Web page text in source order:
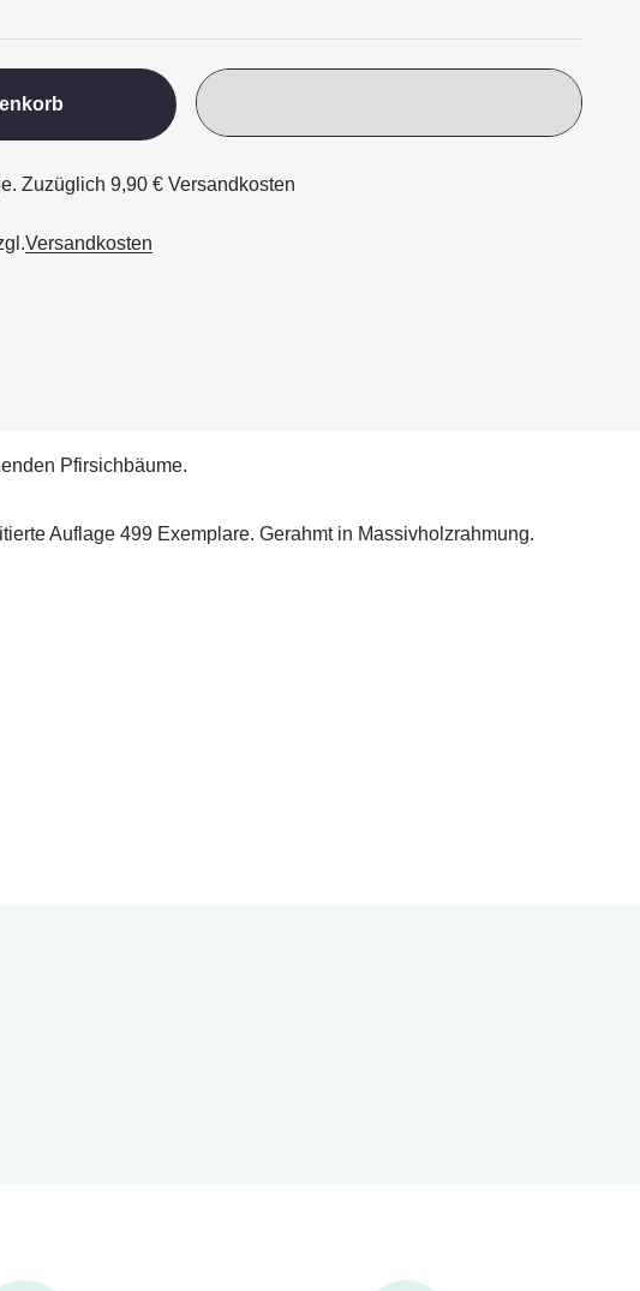
Zuzüglich 9,90 € Versandkosten
Versandkosten
Pfirsichbäume.
Auflage 499 Exemplare. Gerahmt in Massivholzrahmung.